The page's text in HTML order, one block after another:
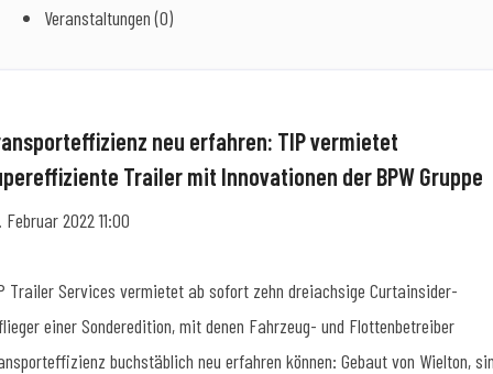
Veranstaltungen (0)
neu erfahren: TIP vermietet
Trailer mit Innovationen der BPW Gruppe
Februar 2022 11:00
Trailer Services vermietet ab sofort zehn dreiachsige Curtainsider-
einer Sonderedition, mit denen Fahrzeug- und Flottenbetreiber
buchstäblich neu erfahren können: Gebaut von Wielton,